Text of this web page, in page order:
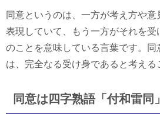
同意というのは、一方が考え方や意
表現していて、もう一方がそれを
のことを意味している言葉です。同
は、完全なる受け身であると考える
同意は四字熟語「付和雷同